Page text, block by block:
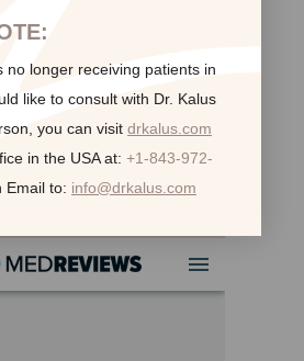
לקוחות ממליצות:
no longer receiving patients in
like to consult with Dr. Kalus
you can visit drkalus.com
in the USA at: +1-843-972-
Email to: info@drkalus.com